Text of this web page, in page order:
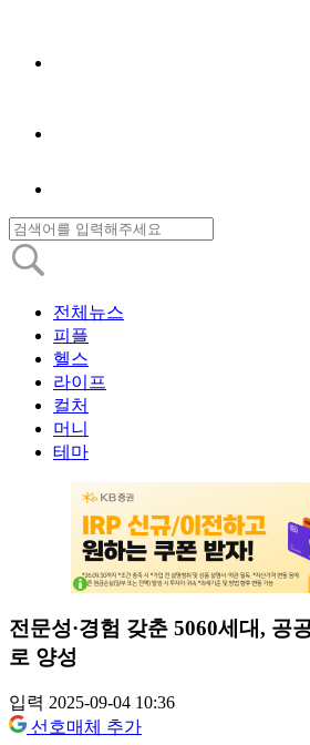
전체뉴스
피플
헬스
라이프
컬처
머니
테마
전문성·경험 갖춘 5060세대, 공
로 양성
입력 2025-09-04 10:36
선호매체 추가